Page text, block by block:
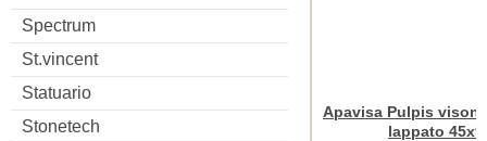
Spectrum
St.vincent
Statuario
Stonetech
Apavisa Pulpis vison
lappato